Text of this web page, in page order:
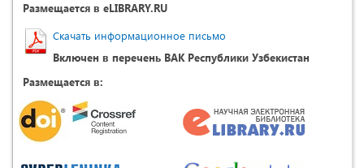
Размещается в eLIBRARY.RU
Скачать информационное письмо
Включен в перечень ВАК Республики Узбекистан
Размещается в: